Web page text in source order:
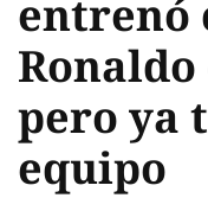
entrenó
Ronaldo
pero ya
equipo